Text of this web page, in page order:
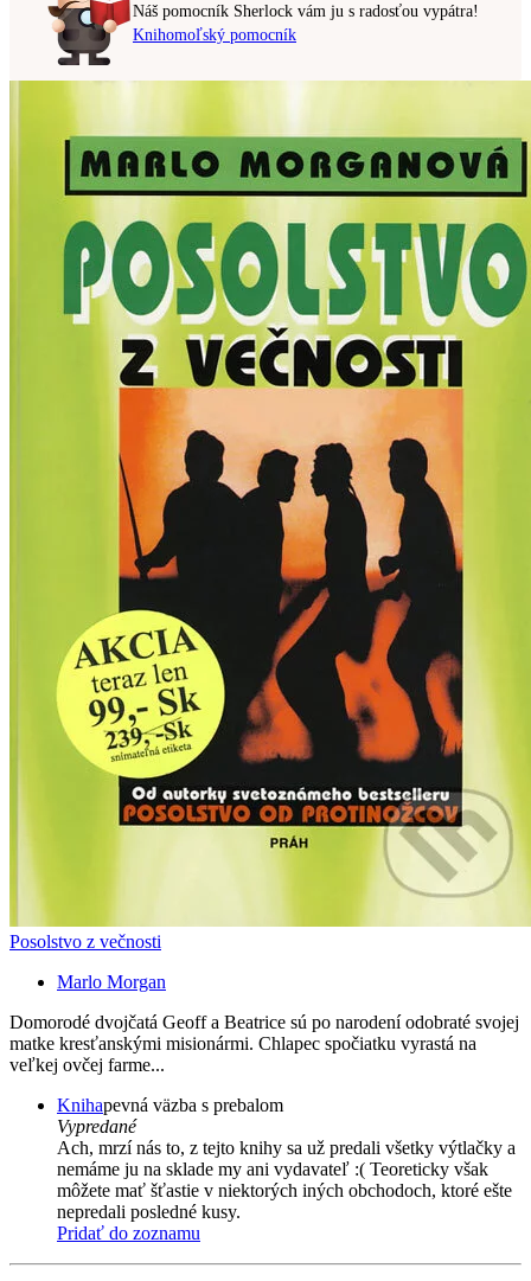
Náš pomocník Sherlock vám ju s radosťou vypátra!
Knihomoľský pomocník
Posolstvo z večnosti
Marlo Morgan
Domorodé dvojčatá Geoff a Beatrice sú po narodení odobraté svojej
matke kresťanskými misionármi. Chlapec spočiatku vyrastá na
veľkej ovčej farme...
Knihapevná väzba s prebalom
Vypredané
Ach, mrzí nás to, z tejto knihy sa už predali všetky výtlačky a
nemáme ju na sklade my ani vydavateľ :( Teoreticky však
môžete mať šťastie v niektorých iných obchodoch, ktoré ešte
nepredali posledné kusy.
Pridať do zoznamu